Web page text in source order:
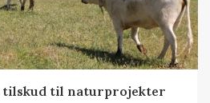
tilskud til naturprojekter